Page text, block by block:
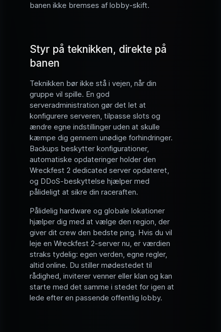
banen ikke bremses af lobby-skift.
Styr på teknikken, direkte på
banen
Teknikken bør ikke stå i vejen, når din
gruppe vil spille. En god
serveradministration gør det let at
konfigurere serveren, tilpasse slots og
ændre egne indstillinger uden at skulle
kæmpe dig gennem unødige forhindringer.
Backups beskytter konfigurationer,
automatiske opdateringer holder den
Wreckfest 2 dedicated server opdateret,
og DDoS-beskyttelse hjælper med
pålideligt at sikre din raceraften.
Pålidelig hardware og globale lokationer
hjælper dig med at vælge den region, der
giver dit crew den bedste ping. Hvis du vil
leje en Wreckfest 2-server nu, er værdien
straks tydelig: egen verden, egne regler,
altid online. Du stiller mødestedet til
rådighed, inviterer venner eller klan og kan
starte med det samme i stedet for igen at
lede efter en passende offentlig lobby.